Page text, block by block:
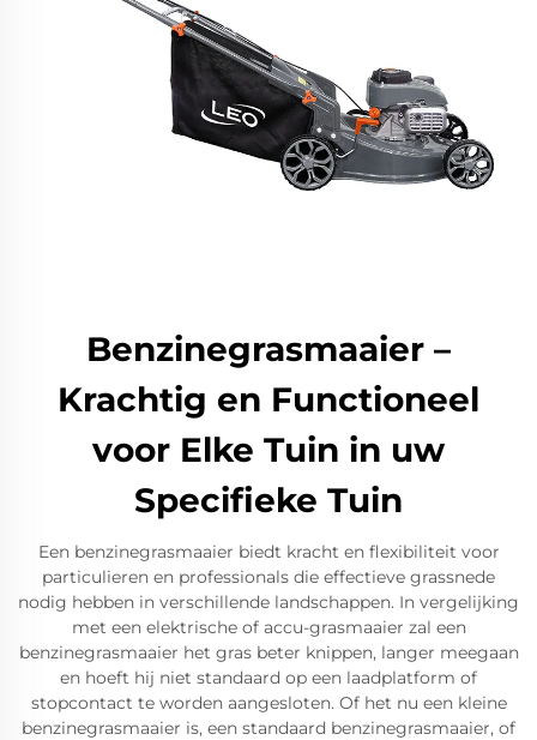
Benzinegrasmaaier –
Krachtig en Functioneel
voor Elke Tuin in uw
Specifieke Tuin
Een benzinegrasmaaier biedt kracht en flexibiliteit voor
particulieren en professionals die effectieve grassnede
nodig hebben in verschillende landschappen. In vergelijking
met een elektrische of accu-grasmaaier zal een
benzinegrasmaaier het gras beter knippen, langer meegaan
en hoeft hij niet standaard op een laadplatform of
stopcontact te worden aangesloten. Of het nu een kleine
benzinegrasmaaier is, een standaard benzinegrasmaaier, of